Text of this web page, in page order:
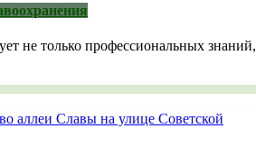
не только профессиональных